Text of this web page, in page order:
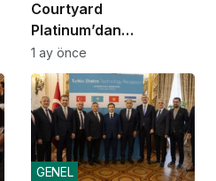
Courtyard
Platinum’dan
yatırımcılara 10 yıllık
amortisman güvencesi
1 ay önce
GENEL